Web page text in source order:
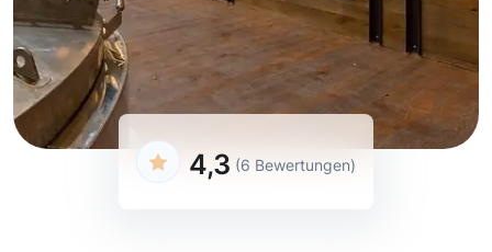
4,3 (6 Bewertungen)